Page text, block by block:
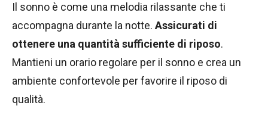
Il sonno è come una melodia rilassante che ti
accompagna durante la notte. Assicurati di
ottenere una quantità sufficiente di riposo.
Mantieni un orario regolare per il sonno e crea un
ambiente confortevole per favorire il riposo di
qualità.